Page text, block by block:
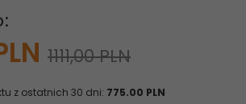
1111,00 PLN
z ostatnich 30 dni: 775.00 PLN